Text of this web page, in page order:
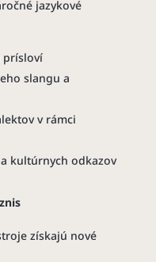
jazykové
prísloví
slangu a
v rámci
kultúrnych odkazov
získajú nové